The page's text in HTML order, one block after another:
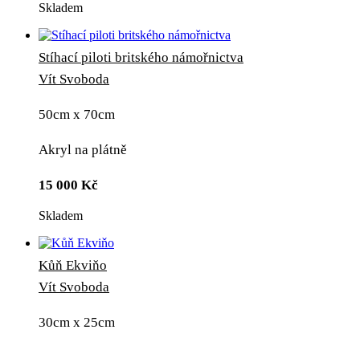
Skladem
Stíhací piloti britského námořnictva
Vít Svoboda
50cm x 70cm
Akryl na plátně
15 000 Kč
Skladem
Kůň Ekviňo
Vít Svoboda
30cm x 25cm